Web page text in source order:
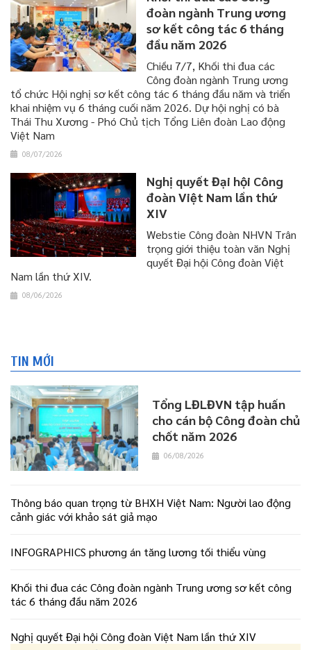
đoàn ngành Trung ương
sơ kết công tác 6 tháng
đầu năm 2026
​​​​​​​Chiều 7/7, Khối thi đua các
Công đoàn ngành Trung ương
tổ chức Hội nghị sơ kết công tác 6 tháng đầu năm và triển
khai nhiệm vụ 6 tháng cuối năm 2026. Dự hội nghị có bà
Thái Thu Xương - Phó Chủ tịch Tổng Liên đoàn Lao động
Việt Nam
08/07/2026
Nghị quyết Đại hội Công
đoàn Việt Nam lần thứ
XIV
Webstie Công đoàn NHVN Trân
trọng giới thiệu toàn văn Nghị
quyết Đại hội Công đoàn Việt
Nam lần thứ XIV.
08/06/2026
TIN MỚI
Tổng LĐLĐVN tập huấn
cho cán bộ Công đoàn chủ
chốt năm 2026
06/08/2026
Thông báo quan trọng từ BHXH Việt Nam: Người lao động
cảnh giác với khảo sát giả mạo
INFOGRAPHICS phương án tăng lương tối thiểu vùng
Khối thi đua các Công đoàn ngành Trung ương sơ kết công
tác 6 tháng đầu năm 2026
Nghị quyết Đại hội Công đoàn Việt Nam lần thứ XIV